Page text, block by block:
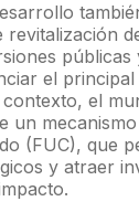
revitalización
públicas
el
contexto, el
un
(FUC), que
y atraer